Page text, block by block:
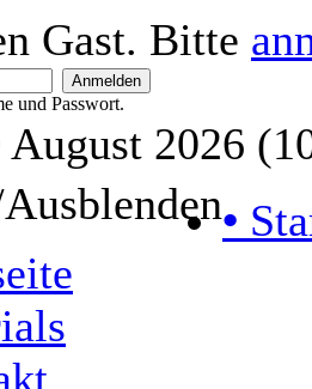
Gast. Bitte
und Passwort.
2026
•